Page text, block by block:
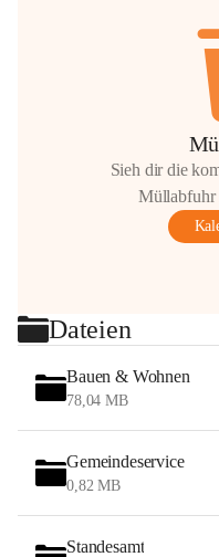
Sieh dir die
Müllabfuhr
Dateien
Bauen & Wohnen
78,04 MB
Gemeindeservice
0,82 MB
Standesamt